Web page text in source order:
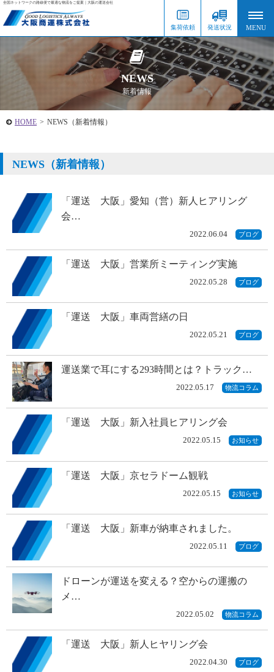
全国ネットワークの路線便で最適な物流をご提案｜大阪の運送会社
集荷依頼 発送状況
NEWS
新着情報
HOME > NEWS（新着情報）
NEWS（新着情報）
「運送 大阪」愛知（営）新人ヒアリング
会…
2022.06.04 ブログ
「運送 大阪」営業所ミーティング実施
2022.05.28 ブログ
「運送 大阪」車両営繕の日
2022.05.21 ブログ
運送業で耳にする293時間とは？トラック…
2022.05.17 物流コラム
「運送 大阪」新入社員ヒアリング会
2022.05.15 お知らせ
「運送 大阪」京セラドーム観戦
2022.05.15 お知らせ
「運送 大阪」新車が納車されました。
2022.05.11 ブログ
ドローンが運送を変える？空からの運搬の
メ…
2022.05.02 物流コラム
「運送 大阪」新人ヒヤリング会
2022.04.30 ブログ